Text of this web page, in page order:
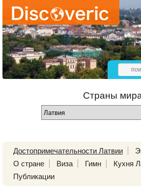
Страны
Достопримечательности Латвии
О стране
Виза Гимн
Кухня
Публикации